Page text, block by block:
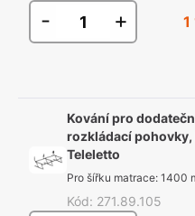
- + 1
Kování pro
rozkládací pohovky,
Teleletto
Pro šířku matrace: 1400
Kód: 271.89.105